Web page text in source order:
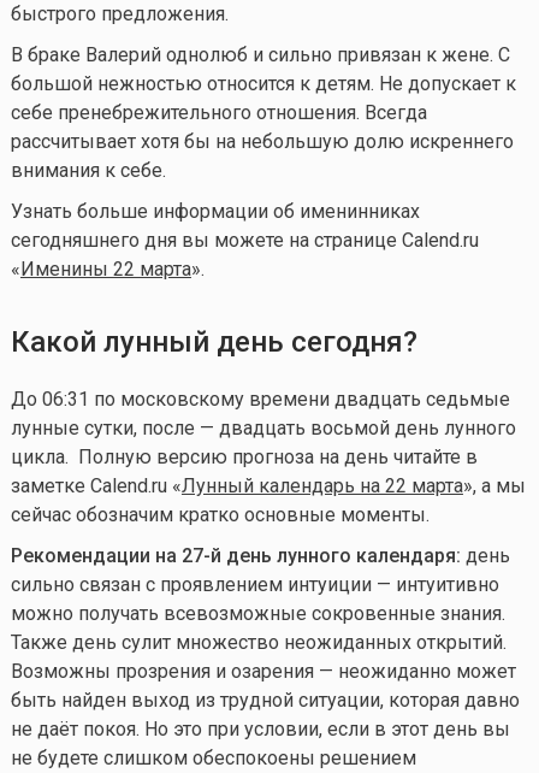
быстрого предложения.
В браке Валерий однолюб и сильно привязан к жене. С
большой нежностью относится к детям. Не допускает к
себе пренебрежительного отношения. Всегда
рассчитывает хотя бы на небольшую долю искреннего
внимания к себе.
Узнать больше информации об именинниках
сегодняшнего дня вы можете на странице Calend.ru
«Именины 22 марта».
Какой лунный день сегодня?
До 06:31 по московскому времени двадцать седьмые
лунные сутки, после — двадцать восьмой день лунного
цикла. Полную версию прогноза на день читайте в
заметке Calend.ru «Лунный календарь на 22 марта», а мы
сейчас обозначим кратко основные моменты.
Рекомендации на 27-й день лунного календаря: день
сильно связан с проявлением интуиции — интуитивно
можно получать всевозможные сокровенные знания.
Также день сулит множество неожиданных открытий.
Возможны прозрения и озарения — неожиданно может
быть найден выход из трудной ситуации, которая давно
не даёт покоя. Но это при условии, если в этот день вы
не будете слишком обеспокоены решением